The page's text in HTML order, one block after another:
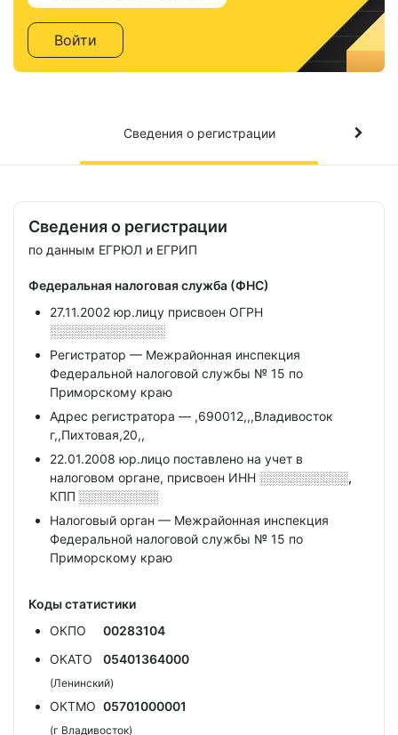
Войти
Сведения о регистрации
Сведения о регистрации
по данным ЕГРЮЛ и ЕГРИП
Федеральная налоговая служба (ФНС)
27.11.2002 юр.лицу присвоен ОГРН
░░░░░░░░░░░░░
Регистратор — Межрайонная инспекция
Федеральной налоговой службы № 15 по
Приморскому краю
Адрес регистратора — ,690012,,,Владивосток
г,,Пихтовая,20,,
22.01.2008 юр.лицо поставлено на учет в
налоговом органе, присвоен ИНН ░░░░░░░░░░,
КПП ░░░░░░░░░
Налоговый орган — Межрайонная инспекция
Федеральной налоговой службы № 15 по
Приморскому краю
Коды статистики
ОКПО
00283104
ОКАТО
05401364000
(Ленинский)
ОКТМО 05701000001
(г Владивосток)